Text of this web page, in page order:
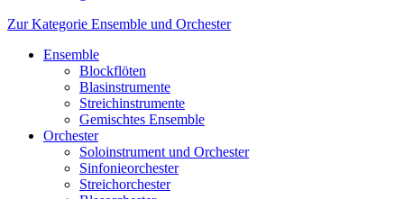
Zur Kategorie Ensemble und Orchester
Ensemble
Blockflöten
Blasinstrumente
Streichinstrumente
Gemischtes Ensemble
Orchester
Soloinstrument und Orchester
Sinfonieorchester
Streichorchester